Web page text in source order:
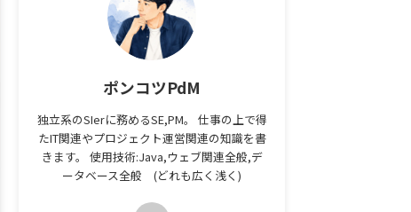
ポンコツPdM
独立系のSIerに務めるSE,PM。 仕事の上で得
たIT関連やプロジェクト運営関連の知識を書
きます。 使用技術:Java,ウェブ関連全般,デ
ータベース全般 (どれも広く浅く)